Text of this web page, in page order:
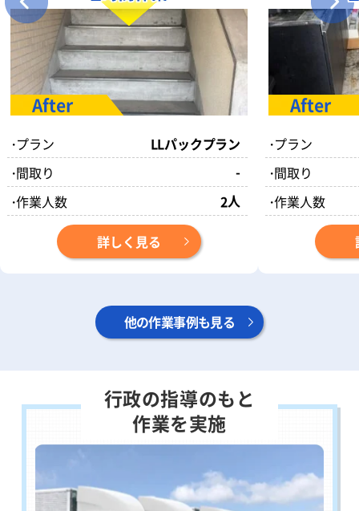
・プラン
LLパックプラン
・間取り
-
・作業人数 2人
詳しく見る
・プラン
・間取り
・作業人数
他の作業事例も見る
行政の指導のもと
作業を実施